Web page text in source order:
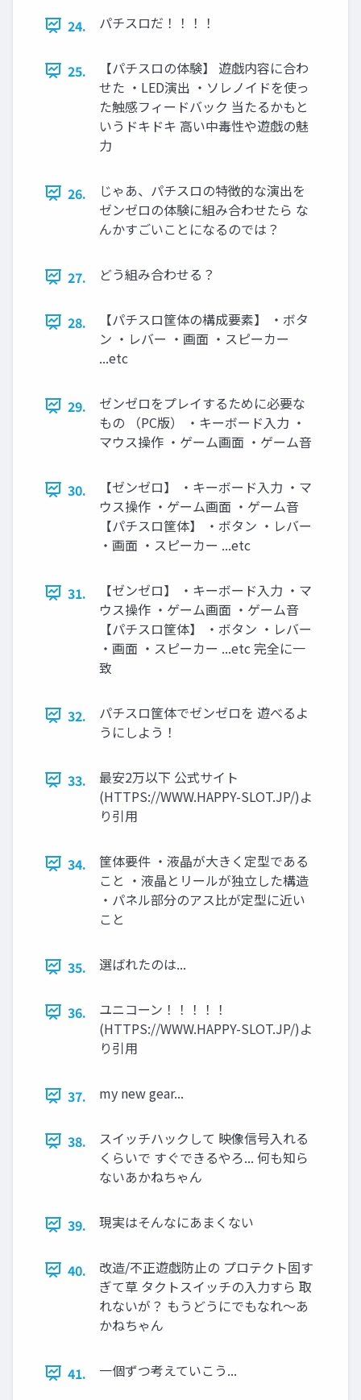
24. パチスロだ！！！！
25.
【パチスロの体験】 遊戯内容に合わ
せた ・LED演出 ・ソレノイドを使っ
た触感フィードバック 当たるかもと
いうドキドキ 高い中毒性や遊戯の魅
力
26.
じゃあ、パチスロの特徴的な演出を
ゼンゼロの体験に組み合わせたら な
んかすごいことになるのでは？
27. どう組み合わせる？
28.
【パチスロ筐体の構成要素】 ・ボタ
ン ・レバー ・画面 ・スピーカー
...etc
29.
ゼンゼロをプレイするために必要な
もの （PC版） ・キーボード入力 ・
マウス操作 ・ゲーム画面 ・ゲーム音
30.
【ゼンゼロ】 ・キーボード入力 ・マ
ウス操作 ・ゲーム画面 ・ゲーム音
【パチスロ筐体】 ・ボタン ・レバー
・画面 ・スピーカー ...etc
31.
【ゼンゼロ】 ・キーボード入力 ・マ
ウス操作 ・ゲーム画面 ・ゲーム音
【パチスロ筐体】 ・ボタン ・レバー
・画面 ・スピーカー ...etc 完全に一
致
32.
パチスロ筐体でゼンゼロを 遊べるよ
うにしよう！
33.
最安2万以下 公式サイト
(HTTPS://WWW.HAPPY-SLOT.JP/)よ
り引用
34.
筐体要件 ・液晶が大きく定型である
こと ・液晶とリールが独立した構造
・パネル部分のアス比が定型に近い
こと
35. 選ばれたのは...
36.
ユニコーン！！！！！
(HTTPS://WWW.HAPPY-SLOT.JP/)よ
り引用
37. my new gear...
38.
スイッチハックして 映像信号入れる
くらいで すぐできるやろ... 何も知ら
ないあかねちゃん
39. 現実はそんなにあまくない
40.
改造/不正遊戯防止の プロテクト固す
ぎて草 タクトスイッチの入力すら 取
れないが？ もうどうにでもなれ～あ
かねちゃん
41. 一個ずつ考えていこう...